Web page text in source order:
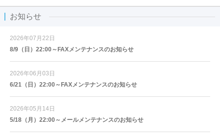
お知らせ
2026年07月22日
8/9（日）22:00～FAXメンテナンスのお知らせ
2026年06月03日
6/21（日）22:00～FAXメンテナンスのお知らせ
2026年05月14日
5/18（月）22:00～メールメンテナンスのお知らせ